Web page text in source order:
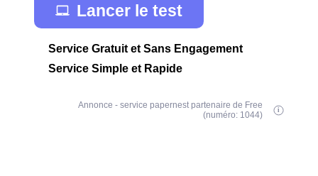
Lancer le test
Service Gratuit et Sans Engagement
Service Simple et Rapide
Annonce - service papernest partenaire de Free
(numéro: 1044)